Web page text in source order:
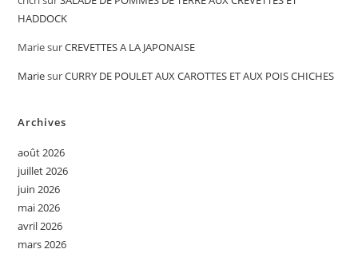
HADDOCK
MariesurCREVETTES A LA JAPONAISE
MariesurCURRY DE POULET AUX CAROTTES ET AUX POIS CHICHES
Archives
août 2026
juillet 2026
juin 2026
mai 2026
avril 2026
mars 2026